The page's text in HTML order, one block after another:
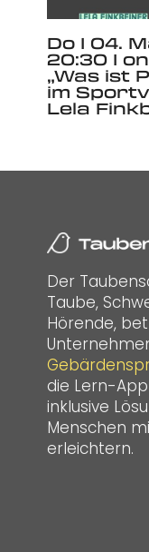
Do I 04.
20:30 I
„Was ist
im
Lela
Der
Taube,
Hörende,
die Lern-App
inklusive
Menschen
erleichtern.